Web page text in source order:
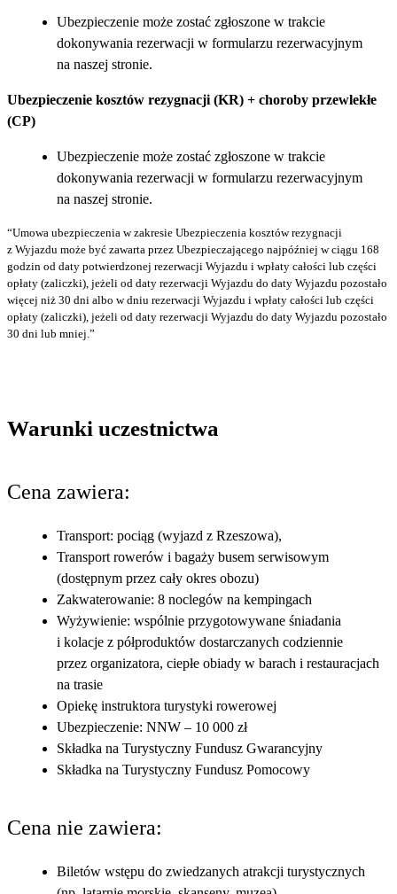
Ubezpieczenie może zostać zgłoszone w trakcie
dokonywania rezerwacji w formularzu rezerwacyjnym
na naszej stronie.
Ubezpieczenie kosztów rezygnacji (KR) + choroby przewlekłe
(CP)
Ubezpieczenie może zostać zgłoszone w trakcie
dokonywania rezerwacji w formularzu rezerwacyjnym
na naszej stronie.
“Umowa ubezpieczenia w zakresie Ubezpieczenia kosztów rezygnacji
z Wyjazdu może być zawarta przez Ubezpieczającego najpóźniej w ciągu 168
godzin od daty potwierdzonej rezerwacji Wyjazdu i wpłaty całości lub części
opłaty (zaliczki), jeżeli od daty rezerwacji Wyjazdu do daty Wyjazdu pozostało
więcej niż 30 dni albo w dniu rezerwacji Wyjazdu i wpłaty całości lub części
opłaty (zaliczki), jeżeli od daty rezerwacji Wyjazdu do daty Wyjazdu pozostało
30 dni lub mniej.”
Warunki uczestnictwa
Cena zawiera:
Transport: pociąg (wyjazd z Rzeszowa),
Transport rowerów i bagaży busem serwisowym
(dostępnym przez cały okres obozu)
Zakwaterowanie: 8 noclegów na kempingach
Wyżywienie: wspólnie przygotowywane śniadania
i kolacje z półproduktów dostarczanych codziennie
przez organizatora, ciepłe obiady w barach i restauracjach
na trasie
​Opiekę instruktora turystyki rowerowej
​Ubezpieczenie: NNW – 10 000 zł
Składka na Turystyczny Fundusz Gwarancyjny
Składka na Turystyczny Fundusz Pomocowy
Cena nie zawiera:
Biletów wstępu do zwiedzanych atrakcji turystycznych